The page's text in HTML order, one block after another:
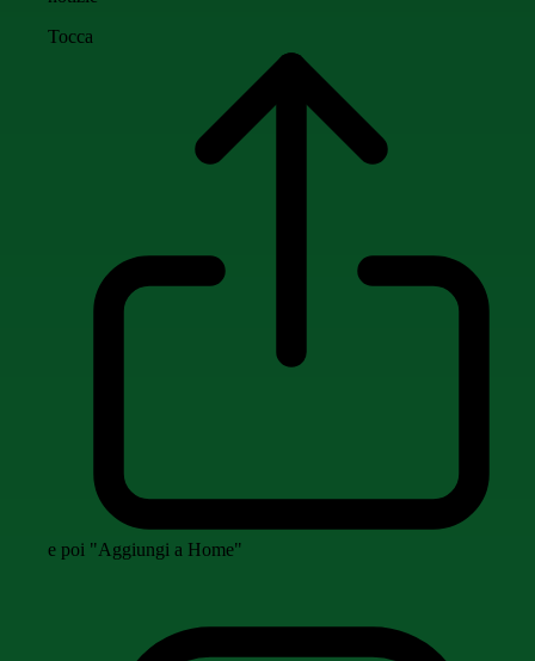
Tocca
e poi "Aggiungi a Home"